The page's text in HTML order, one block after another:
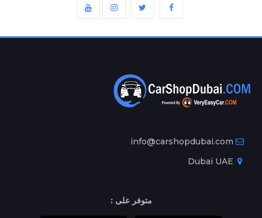
info@carshopdubai.com
متوفر على :